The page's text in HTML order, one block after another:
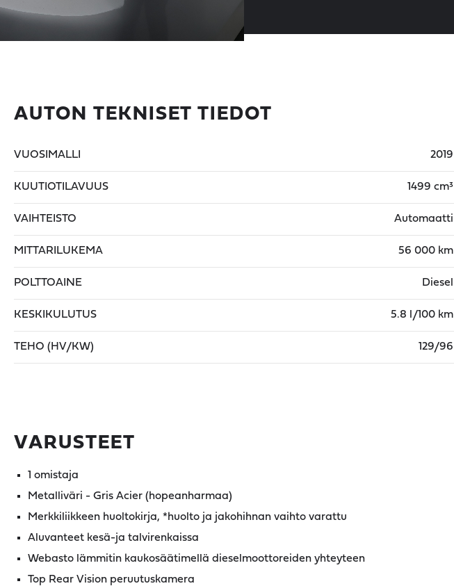
AUTON TEKNISET TIEDOT
VUOSIMALLI 2019
KUUTIOTILAVUUS 1499 cm³
VAIHTEISTO Automaatti
MITTARILUKEMA 56 000 km
POLTTOAINE Diesel
KESKIKULUTUS 5.8 l/100 km
TEHO (HV/KW) 129/96
VARUSTEET
1 omistaja
Metalliväri - Gris Acier (hopeanharmaa)
Merkkiliikkeen huoltokirja, *huolto ja jakohihnan vaihto varattu
Aluvanteet kesä-ja talvirenkaissa
Webasto lämmitin kaukosäätimellä dieselmoottoreiden yhteyteen
Top Rear Vision peruutuskamera